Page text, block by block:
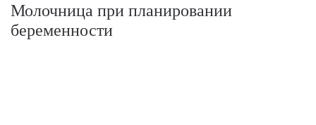
Молочница при планировании
беременности